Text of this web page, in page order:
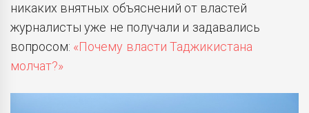
никаких внятных объяснений от властей
журналисты уже не получали и задавались
вопросом: «Почему власти Таджикистана
молчат?»